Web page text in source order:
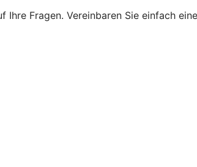
Fragen. Vereinbaren Sie einfach